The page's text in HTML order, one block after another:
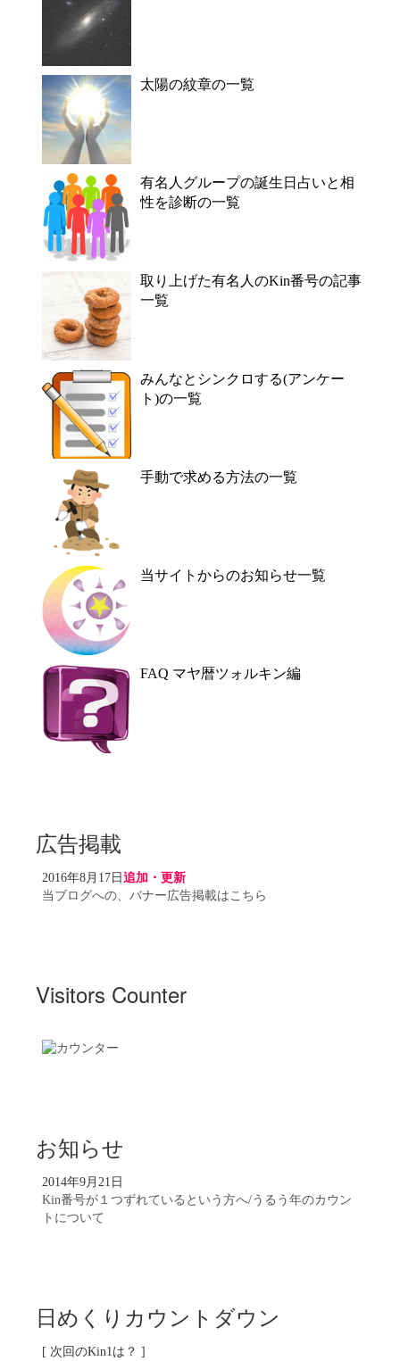
太陽の紋章の一覧
有名人グループの誕生日占いと相
性を診断の一覧
取り上げた有名人のKin番号の記事
一覧
みんなとシンクロする(アンケー
ト)の一覧
手動で求める方法の一覧
当サイトからのお知らせ一覧
FAQ マヤ暦ツォルキン編
広告掲載
2016年8月17日 追加・更新
当ブログへの、バナー広告掲載はこちら
Visitors Counter
お知らせ
2014年9月21日
Kin番号が１つずれているという方へ/うるう年のカウン
トについて
日めくりカウントダウン
[ 次回のKin1は？ ]